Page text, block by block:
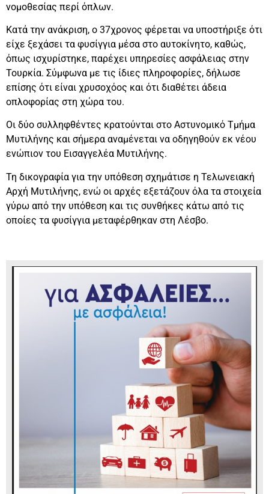
νομοθεσίας περί όπλων.
Κατά την ανάκριση, ο 37χρονος φέρεται να υποστήριξε ότι
είχε ξεχάσει τα φυσίγγια μέσα στο αυτοκίνητο, καθώς,
όπως ισχυρίστηκε, παρέχει υπηρεσίες ασφάλειας στην
Τουρκία. Σύμφωνα με τις ίδιες πληροφορίες, δήλωσε
επίσης ότι είναι χρυσοχόος και ότι διαθέτει άδεια
οπλοφορίας στη χώρα του.
Οι δύο συλληφθέντες κρατούνται στο Αστυνομικό Τμήμα
Μυτιλήνης και σήμερα αναμένεται να οδηγηθούν εκ νέου
ενώπιον του Εισαγγελέα Μυτιλήνης.
Τη δικογραφία για την υπόθεση σχημάτισε η Τελωνειακή
Αρχή Μυτιλήνης, ενώ οι αρχές εξετάζουν όλα τα στοιχεία
γύρω από την υπόθεση και τις συνθήκες κάτω από τις
οποίες τα φυσίγγια μεταφέρθηκαν στη Λέσβο.